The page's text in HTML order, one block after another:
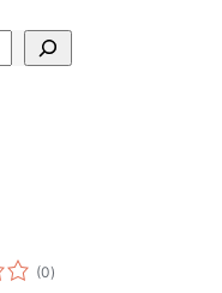
(0totale
bedømmelser
)